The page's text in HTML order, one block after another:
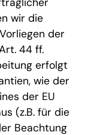
wir die
der
44 ff.
erfolgt
wie der
der EU
(z.B. für die
Beachtung